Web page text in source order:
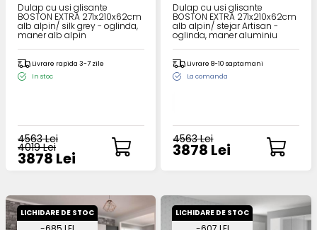
Dulap cu usi glisante
BOSTON EXTRA 271x210x62cm
alb alpin/ silk grey - oglinda,
maner alb alpin
Livrare rapida 3-7 zile
In stoc
4563 Lei
4019 Lei
3878 Lei
Dulap cu usi glisante
BOSTON EXTRA 271x210x62cm
alb alpin/ stejar Artisan -
oglinda, maner aluminiu
Livrare 8-10 saptamani
La comanda
4563 Lei
3878 Lei
LICHIDARE DE STOC LICHIDARE DE STOC